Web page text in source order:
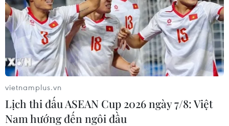
vietnamplus.vn
Lịch thi đấu ASEAN Cup 2026 ngày 7/8: Việt
Nam hướng đến ngôi đầu